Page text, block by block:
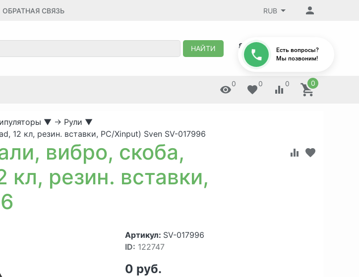
ОБРАТНАЯ СВЯЗЬ RUB
НАЙТИ 8 (495) 647-88-32
0 0 0 0
▼ → Рули ▼
12 кл, резин. вставки, PC/Xinput) Sven SV-017996
вибро, скоба,
резин. вставки,
Артикул: SV-017996
ID: 122747
0 руб.
Есть вопросы?
Мы позвоним!